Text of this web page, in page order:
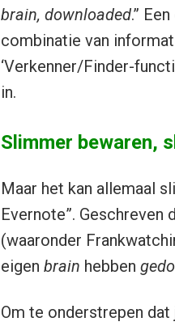
brain, downloaded.”
combinatie van
‘Verkenner/Finder-
in.
Slimmer bewaren,
Maar het kan allemaal
Evernote”.
(waaronder
eigen brain hebben
Om te onderstrepen